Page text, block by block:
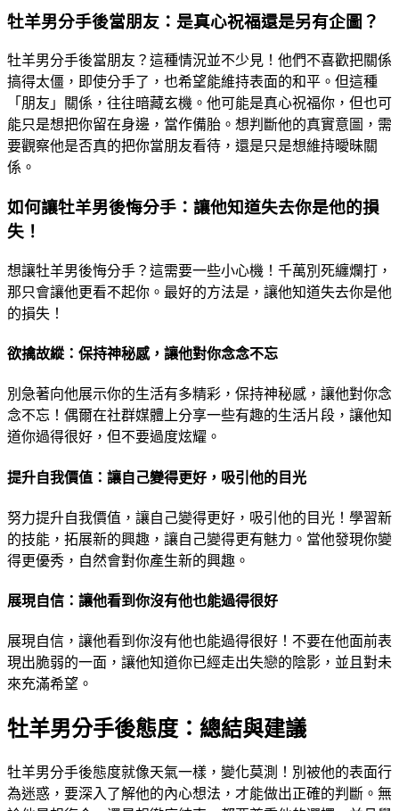
牡羊男分手後當朋友：是真心祝福還是另有企圖？
牡羊男分手後當朋友？這種情況並不少見！他們不喜歡把關係
搞得太僵，即使分手了，也希望能維持表面的和平。但這種
「朋友」關係，往往暗藏玄機。他可能是真心祝福你，但也可
能只是想把你留在身邊，當作備胎。想判斷他的真實意圖，需
要觀察他是否真的把你當朋友看待，還是只是想維持曖昧關
係。
如何讓牡羊男後悔分手：讓他知道失去你是他的損
失！
想讓牡羊男後悔分手？這需要一些小心機！千萬別死纏爛打，
那只會讓他更看不起你。最好的方法是，讓他知道失去你是他
的損失！
欲擒故縱：保持神秘感，讓他對你念念不忘
別急著向他展示你的生活有多精彩，保持神秘感，讓他對你念
念不忘！偶爾在社群媒體上分享一些有趣的生活片段，讓他知
道你過得很好，但不要過度炫耀。
提升自我價值：讓自己變得更好，吸引他的目光
努力提升自我價值，讓自己變得更好，吸引他的目光！學習新
的技能，拓展新的興趣，讓自己變得更有魅力。當他發現你變
得更優秀，自然會對你產生新的興趣。
展現自信：讓他看到你沒有他也能過得很好
展現自信，讓他看到你沒有他也能過得很好！不要在他面前表
現出脆弱的一面，讓他知道你已經走出失戀的陰影，並且對未
來充滿希望。
牡羊男分手後態度：總結與建議
牡羊男分手後態度就像天氣一樣，變化莫測！別被他的表面行
為迷惑，要深入了解他的內心想法，才能做出正確的判斷。無